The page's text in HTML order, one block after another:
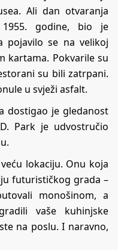
Ali dan otvaranja
1955. godine, bio je
pojavilo se na velikoj
kartama. Pokvarile su
su bili zatrpani.
u svježi asfalt.
dostigao je gledanost
Park je udvostručio
lokaciju. Onu koja
futurističkog grada –
monošinom, a
vaše kuhinjske
na poslu. I naravno,